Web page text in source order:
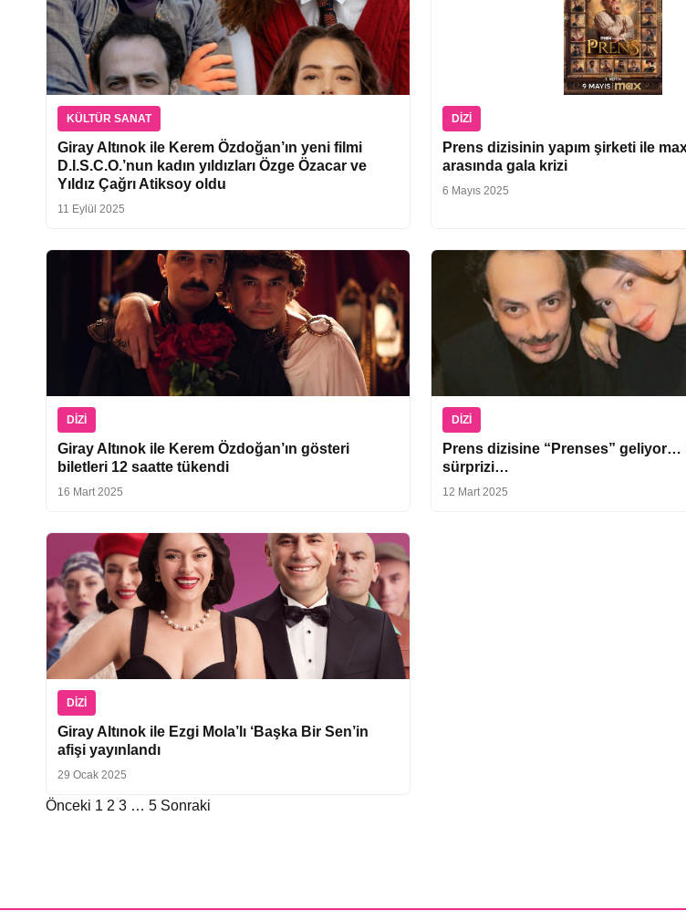
KÜLTÜR SANAT
Giray Altınok ile Kerem Özdoğan’ın yeni filmi
D.I.S.C.O.’nun kadın yıldızları Özge Özacar ve
Yıldız Çağrı Atiksoy oldu
11 Eylül 2025
DIZI
Prens dizisinin yapım şirketi ile
arasında gala krizi
6 Mayıs 2025
DIZI
Giray Altınok ile Kerem Özdoğan’ın gösteri
biletleri 12 saatte tükendi
16 Mart 2025
DIZI
Prens dizisine “Prenses” geliyor…
sürprizi…
12 Mart 2025
DIZI
Giray Altınok ile Ezgi Mola’lı ‘Başka Bir Sen’in
afişi yayınlandı
29 Ocak 2025
Yazı
Önceki 1 2 3 … 5 Sonraki